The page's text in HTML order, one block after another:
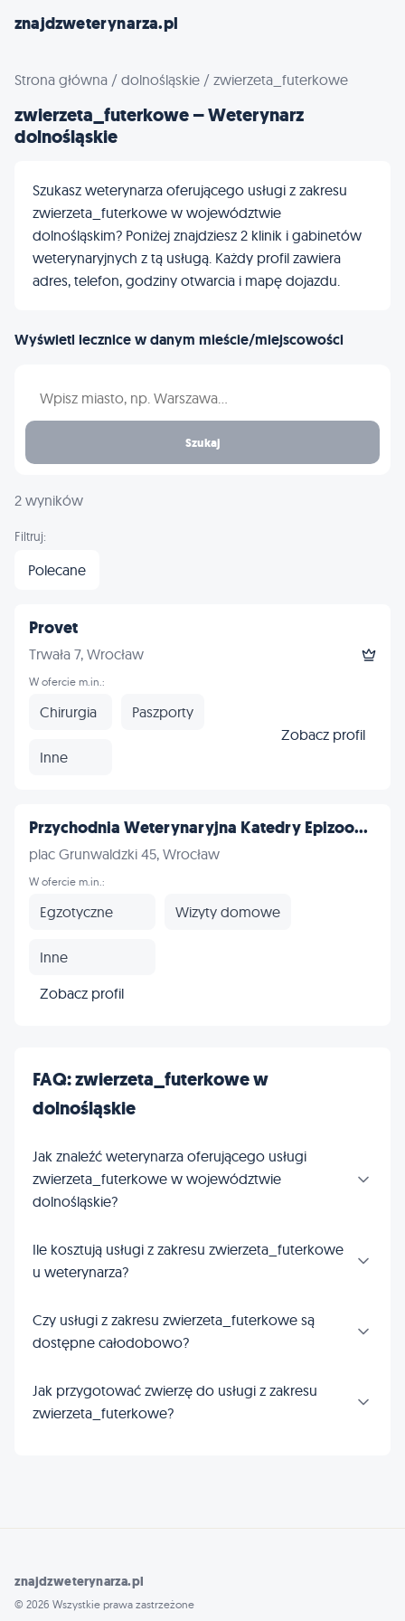
znajdzweterynarza.pl
Strona główna / dolnośląskie / zwierzeta_futerkowe
zwierzeta_futerkowe – Weterynarz
dolnośląskie
Szukasz weterynarza oferującego usługi z zakresu
zwierzeta_futerkowe w województwie
dolnośląskim? Poniżej znajdziesz 2 klinik i gabinetów
weterynaryjnych z tą usługą. Każdy profil zawiera
adres, telefon, godziny otwarcia i mapę dojazdu.
Wyświetl lecznice w danym mieście/miejscowości
Szukaj
2 wyników
Filtruj:
Polecane
Provet
Trwała 7, Wrocław
W ofercie m.in.:
Chirurgia Paszporty
Inne
Zobacz profil
Przychodnia Weterynaryjna Katedry Epizoo...
plac Grunwaldzki 45, Wrocław
W ofercie m.in.:
Egzotyczne Wizyty domowe
Inne
Zobacz profil
FAQ: zwierzeta_futerkowe w
dolnośląskie
Jak znaleźć weterynarza oferującego usługi
zwierzeta_futerkowe w województwie
dolnośląskie?
Ile kosztują usługi z zakresu zwierzeta_futerkowe
u weterynarza?
Czy usługi z zakresu zwierzeta_futerkowe są
dostępne całodobowo?
Jak przygotować zwierzę do usługi z zakresu
zwierzeta_futerkowe?
znajdzweterynarza.pl
© 2026 Wszystkie prawa zastrzeżone